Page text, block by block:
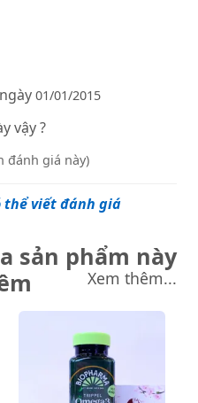
ngày 01/01/2015
vậy ?
đánh giá này)
thể viết đánh giá
sản phẩm này
Xem thêm...